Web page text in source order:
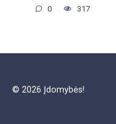
0 317
© 2026 Įdomybės!